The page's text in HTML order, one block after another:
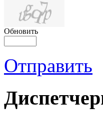
Обновить
Отправить